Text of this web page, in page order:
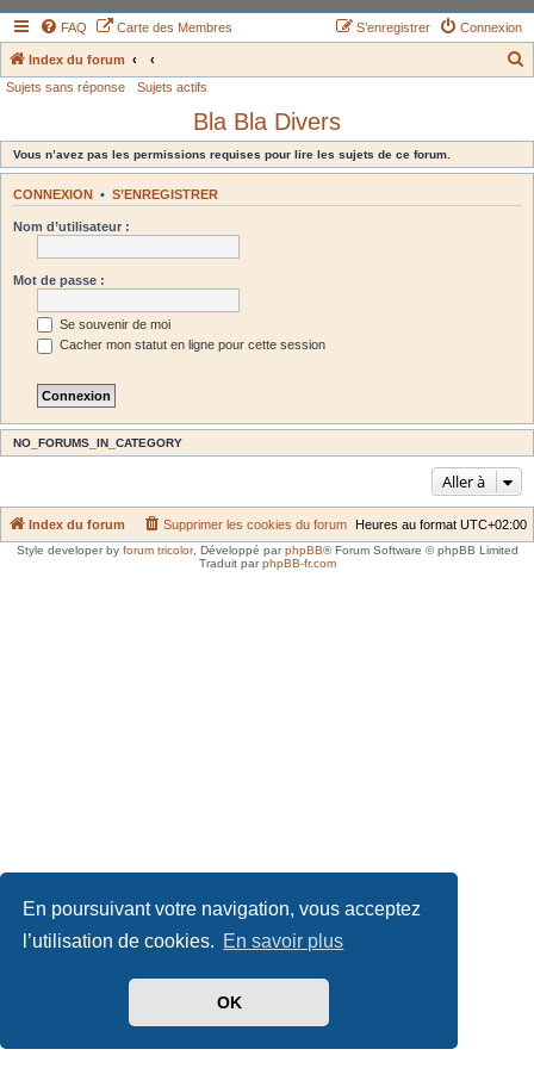
En poursuivant votre navigation, vous acceptez
l’utilisation de cookies. En savoir plus
OK
FAQ Carte des Membres Connexion
S’enregistrer
Index du forum
h
e
Sujets sans réponse Sujets actifs
Bla Bla Divers
Vous n’avez pas les permissions requises pour lire les sujets de ce forum.
CONNEXION • S’ENREGISTRER
Nom d’utilisateur :
Mot de passe :
Se souvenir de moi
Cacher mon statut en ligne pour cette session
NO_FORUMS_IN_CATEGORY
Aller à
Index du forum Heures au format UTC+02:00
Supprimer les cookies du forum
Style developer by forum tricolor, Développé parphpBB® Forum Software © phpBB Limited
Traduit parphpBB-fr.com